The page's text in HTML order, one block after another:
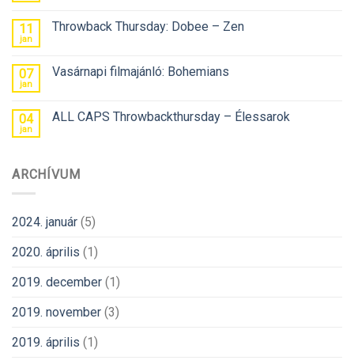
11
jan
Throwback Thursday: Dobee – Zen
07
jan
Vasárnapi filmajánló: Bohemians
04
jan
ALL CAPS Throwbackthursday – Élessarok
ARCHÍVUM
2024. január (5)
2020. április (1)
2019. december (1)
2019. november (3)
2019. április (1)